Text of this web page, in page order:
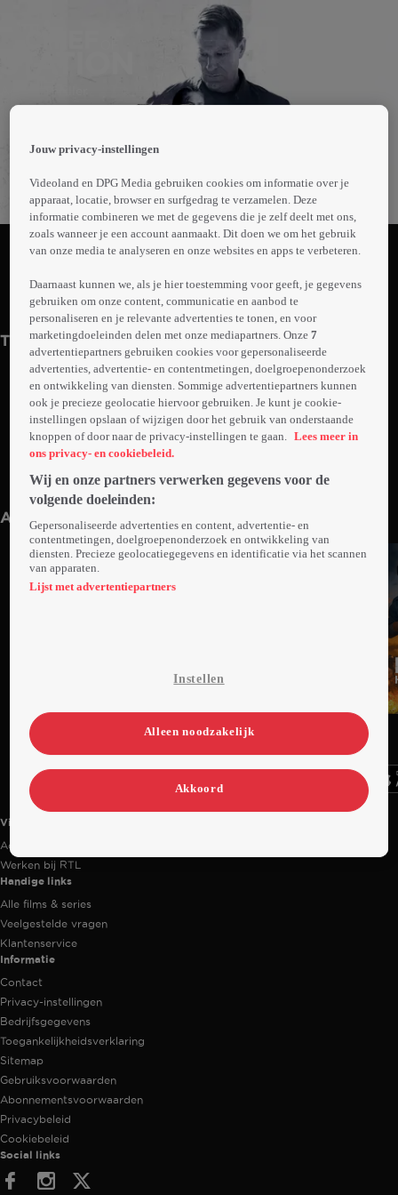
1uur33min
Nadat hij ontdekt dat de dood van zijn vrouw geen
ongeluk was, keert de voormalige CIA-stationschef
Benjamin Malloy terug in de onderwereld van spionage.
Hij werkt samen met zijn protegé en een rebelse agent
dacht te weten op losse schroeven zet.
Abonneren op Videoland
info
Trailers
Trailer: Chief of Station
Anderen kijken ook
naar
Trailer
programma
Videoland useful links.
Videoland
Actiecode
Werken bij RTL
Handige links
Alle films & series
Veelgestelde vragen
Klantenservice
Informatie
Contact
Privacy-instellingen
Bedrijfsgegevens
Toegankelijkheidsverklaring
Sitemap
Gebruiksvoorwaarden
Abonnementsvoorwaarden
Privacybeleid
Cookiebeleid
Social links
FacebookInstagram
Jouw privacy-instellingen
Videoland en DPG Media gebruiken cookies om informatie over je
apparaat, locatie, browser en surfgedrag te verzamelen. Deze
informatie combineren we met de gegevens die je zelf deelt met ons,
zoals wanneer je een account aanmaakt. Dit doen we om het gebruik
van onze media te analyseren en onze websites en apps te verbeteren.
Daarnaast kunnen we, als je hier toestemming voor geeft, je gegevens
gebruiken om onze content, communicatie en aanbod te
personaliseren en je relevante advertenties te tonen, en voor
marketingdoeleinden delen met onze mediapartners. Onze7
advertentiepartners gebruiken cookies voor gepersonaliseerde
advertenties, advertentie- en contentmetingen, doelgroepenonderzoek
en ontwikkeling van diensten. Sommige advertentiepartners kunnen
ook je precieze geolocatie hiervoor gebruiken. Je kunt je cookie-
instellingen opslaan of wijzigen door het gebruik van onderstaande
knoppen of door naar de privacy-instellingen te gaan.
Lees meer in
ons privacy- en cookiebeleid.
Wij en onze partners verwerken gegevens voor de
volgende doeleinden:
Gepersonaliseerde advertenties en content, advertentie- en
contentmetingen, doelgroepenonderzoek en ontwikkeling van
diensten. Precieze geolocatiegegevens en identificatie via het scannen
van apparaten.
Lijst met advertentiepartners
Instellen
Alleen noodzakelijk
Akkoord